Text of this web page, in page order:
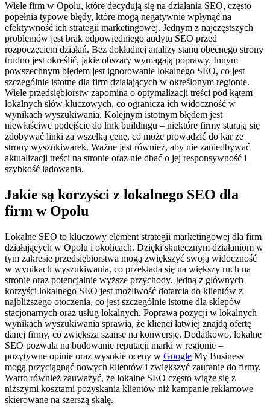
Wiele firm w Opolu, które decydują się na działania SEO, często
popełnia typowe błędy, które mogą negatywnie wpłynąć na
efektywność ich strategii marketingowej. Jednym z najczęstszych
problemów jest brak odpowiedniego audytu SEO przed
rozpoczęciem działań. Bez dokładnej analizy stanu obecnego strony
trudno jest określić, jakie obszary wymagają poprawy. Innym
powszechnym błędem jest ignorowanie lokalnego SEO, co jest
szczególnie istotne dla firm działających w określonym regionie.
Wiele przedsiębiorstw zapomina o optymalizacji treści pod kątem
lokalnych słów kluczowych, co ogranicza ich widoczność w
wynikach wyszukiwania. Kolejnym istotnym błędem jest
niewłaściwe podejście do link buildingu – niektóre firmy starają się
zdobywać linki za wszelką cenę, co może prowadzić do kar ze
strony wyszukiwarek. Ważne jest również, aby nie zaniedbywać
aktualizacji treści na stronie oraz nie dbać o jej responsywność i
szybkość ładowania.
Jakie są korzyści z lokalnego SEO dla
firm w Opolu
Lokalne SEO to kluczowy element strategii marketingowej dla firm
działających w Opolu i okolicach. Dzięki skutecznym działaniom w
tym zakresie przedsiębiorstwa mogą zwiększyć swoją widoczność
w wynikach wyszukiwania, co przekłada się na większy ruch na
stronie oraz potencjalnie wyższe przychody. Jedną z głównych
korzyści lokalnego SEO jest możliwość dotarcia do klientów z
najbliższego otoczenia, co jest szczególnie istotne dla sklepów
stacjonarnych oraz usług lokalnych. Poprawa pozycji w lokalnych
wynikach wyszukiwania sprawia, że klienci łatwiej znajdą ofertę
danej firmy, co zwiększa szanse na konwersję. Dodatkowo, lokalne
SEO pozwala na budowanie reputacji marki w regionie –
pozytywne opinie oraz wysokie oceny w Google My Business
mogą przyciągnąć nowych klientów i zwiększyć zaufanie do firmy.
Warto również zauważyć, że lokalne SEO często wiąże się z
niższymi kosztami pozyskania klientów niż kampanie reklamowe
skierowane na szerszą skalę.